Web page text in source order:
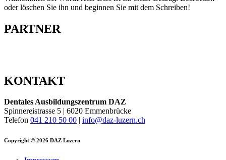
oder löschen Sie ihn und beginnen Sie mit dem Schreiben!
PARTNER
KONTAKT
Dentales Ausbildungszentrum DAZ
Spinnereistrasse 5 | 6020 Emmenbrücke
Telefon 041 210 50 00 | info@daz-luzern.ch
Copyright © 2026 DAZ Luzern